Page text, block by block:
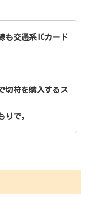
も交通系ICカード
切符を購入するス
りで。